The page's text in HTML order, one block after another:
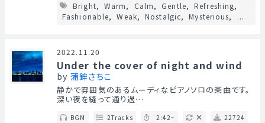
Bright Warm Calm Gentle
Refreshing
Fashionable
Weak Nostalgic Mysterious ...
2022.11.20
Under the cover of night and wind
by 蒲鉾さちこ
静かで雰囲気のあるムーディなピアノソロの楽曲です。
深い夜を縫って通り過…
BGM 2Tracks 2:42~ 22724